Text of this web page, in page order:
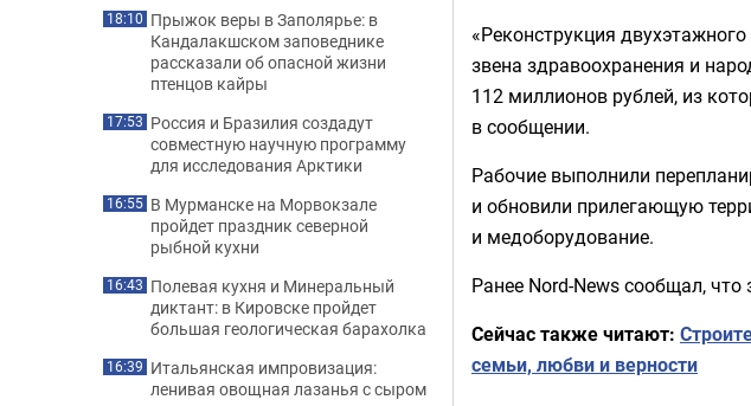
«Реконструкция
звена здравоохранения и
112 миллионов рублей, из
в сообщении.
Рабочие выполнили
и обновили прилегающую
и медоборудование.
Ранее Nord-News сообщал,
Сейчас также читают:
семьи, любви и верности
18:10 Прыжок веры в Заполярье: в
Кандалакшском заповеднике
рассказали об опасной жизни
птенцов кайры
17:53 Россия и Бразилия создадут
совместную научную программу
для исследования Арктики
16:55 В Мурманске на Морвокзале
пройдет праздник северной
рыбной кухни
16:43 Полевая кухня и Минеральный
диктант: в Кировске пройдет
большая геологическая барахолка
16:39 Итальянская импровизация:
ленивая овощная лазанья с сыром